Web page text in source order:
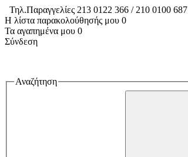
Τηλ.Παραγγελίες 213 0122 366 / 210 0100 687
Η λίστα παρακολούθησής μου 0
Τα αγαπημένα μου 0
Σύνδεση
Αναζήτηση